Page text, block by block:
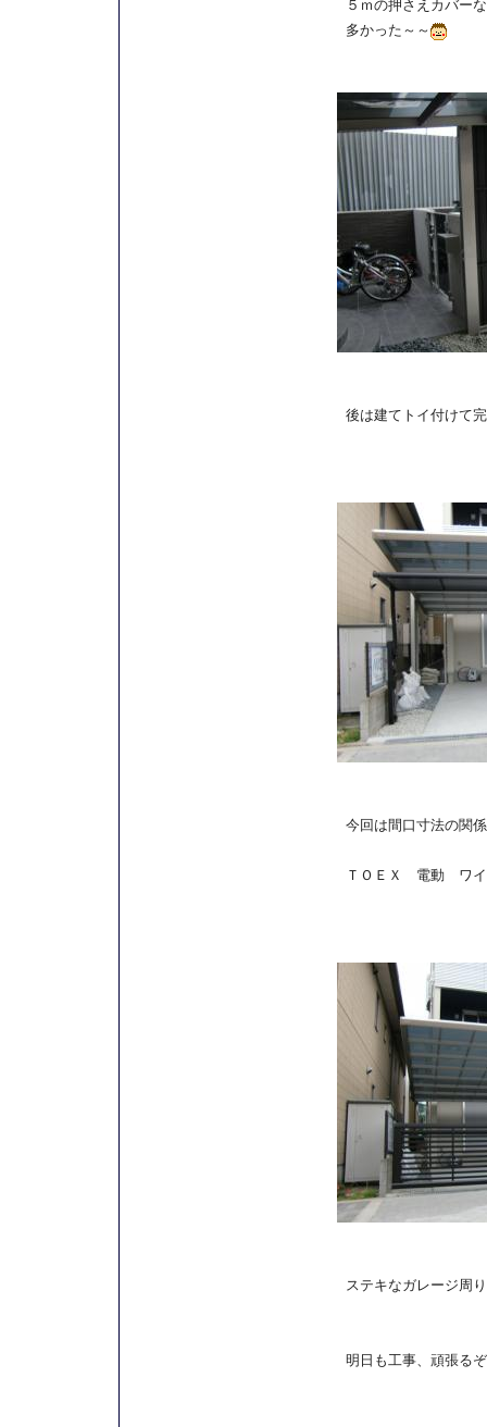
５ｍの押さえカバー
多かった～～
後は建てトイ付けて
今回は間口寸法の関
ＴＯＥＸ 電動 ワイ
ステキなガレージ周
明日も工事、頑張る